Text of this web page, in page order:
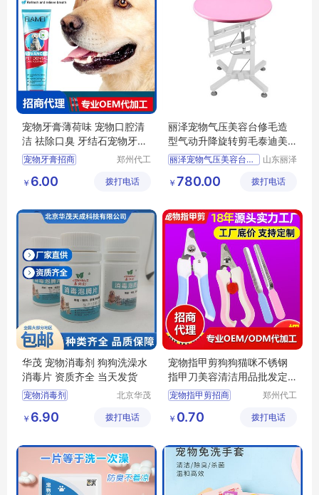
宠物牙膏薄荷味 宠物口腔清
洁 祛除口臭 牙结石宠物牙膏
批发定制
宠物牙膏招商
宠物牙膏批发
宠物口腔清洁定制
郑州代工
技有限公
￥ 6.00 拨打电话
丽泽宠物气压美容台修毛造
型气动升降旋转剪毛泰迪美
容桌
丽泽宠物气压美容台修毛造型气动升降旋转剪毛泰迪美容桌
狗狗及用品
山东丽泽
有限公司
￥ 780.00 拨打电话
华茂 宠物消毒剂 狗狗洗澡水
消毒片 资质齐全 当天发货
宠物消毒剂
北京华茂
发展有限
￥ 6.90 拨打电话
宠物指甲剪狗狗猫咪不锈钢
指甲刀美容清洁用品批发定
制
宠物指甲剪招商
宠物指甲剪定制
宠物美容清洁用品批发
郑州代工
技有限公
￥ 0.70 拨打电话